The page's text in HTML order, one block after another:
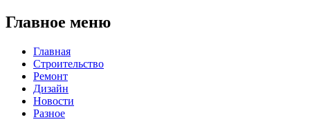
Главное меню
Главная
Строительство
Ремонт
Дизайн
Новости
Разное